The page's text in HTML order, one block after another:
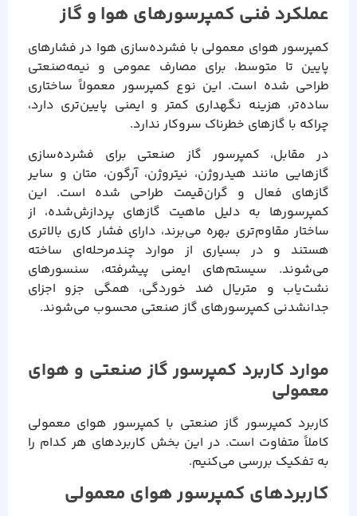
عملکرد فنی کمپرسورهای هوا و گاز
کمپرسور هوای معمولی با فشرده‌سازی هوا در فشارهای
پایین تا متوسط، برای مصارف عمومی و نیمه‌صنعتی
طراحی شده است. این نوع کمپرسور معمولاً ساختاری
ساده‌تر، هزینه نگهداری کمتر و ایمنی پایین‌تری دارد،
چراکه با گازهای خطرناک سروکار ندارد.
در مقابل، کمپرسور گاز صنعتی برای فشرده‌سازی
گازهایی مانند هیدروژن، نیتروژن، آرگون، متان و سایر
گازهای فعال و گران‌قیمت طراحی شده است. این
کمپرسورها به دلیل ماهیت گازهای پردازش‌شده، از
ساختار مقاوم‌تری بهره می‌برند، دارای فشار کاری بالاتری
هستند و در بسیاری از موارد چندمرحله‌ای ساخته
می‌شوند. سیستم‌های ایمنی پیشرفته، سنسورهای
نشت‌یاب و متریال ضد خوردگی، همگی جزو اجزای
جدانشدنی کمپرسورهای گاز صنعتی محسوب می‌شوند.
موارد کاربرد کمپرسور گاز صنعتی و هوای
معمولی
کاربرد کمپرسور گاز صنعتی با کمپرسور هوای معمولی
کاملاً متفاوت است. در این بخش کاربردهای هر کدام را
به تفکیک بررسی می‌کنیم.
کاربردهای کمپرسور هوای معمولی